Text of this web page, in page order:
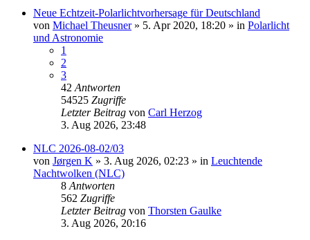
Neue Echtzeit-Polarlichtvorhersage für Deutschland
von Michael Theusner» 5. Apr 2020, 18:20 » in Polarlicht
und Astronomie
1
2
3
42 Antworten
54525 Zugriffe
Letzter Beitrag von Carl Herzog
3. Aug 2026, 23:48
NLC 2026-08-02/03
von Jørgen K » 3. Aug 2026, 02:23 » in Leuchtende
Nachtwolken (NLC)
8 Antworten
562 Zugriffe
Letzter Beitrag von Thorsten Gaulke
3. Aug 2026, 20:16